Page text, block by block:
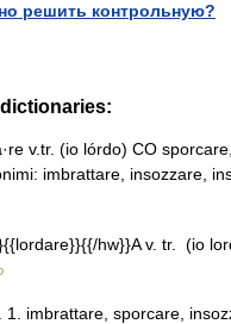
решить контрольную?
v.tr. (io lórdo) CO
imbrattare, insozzare,
hw}}A v. tr. (io
1. imbrattare, sporcare,